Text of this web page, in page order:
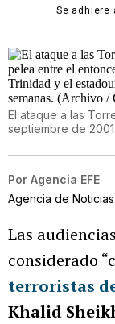
Se adhiere
El ataque a las
septiembre de
Por Agencia EFE
Agencia de Noticias
Las
considerado
terroristas
Khalid